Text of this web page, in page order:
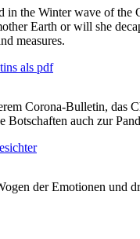
in the Winter wave of
Earth or will she
measures.
als pdf
Corona-Bulletin, das
Botschaften auch zur
der Emotionen und